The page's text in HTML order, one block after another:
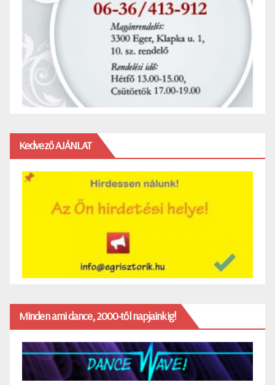
Kedvező AJÁNLAT
Minden ami dance, 2000-től napjainkig!